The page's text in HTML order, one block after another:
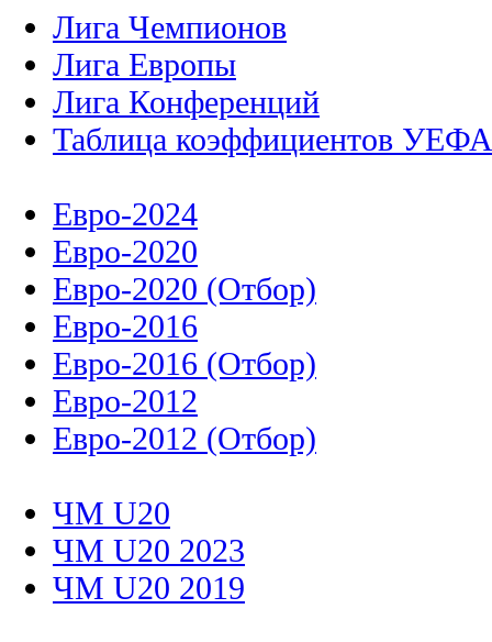
Лига Чемпионов
Лига Европы
Лига Конференций
Таблица коэффициентов УЕФА
Евро-2024
Евро-2020
Евро-2020 (Отбор)
Евро-2016
Евро-2016 (Отбор)
Евро-2012
Евро-2012 (Отбор)
ЧМ U20
ЧМ U20 2023
ЧМ U20 2019